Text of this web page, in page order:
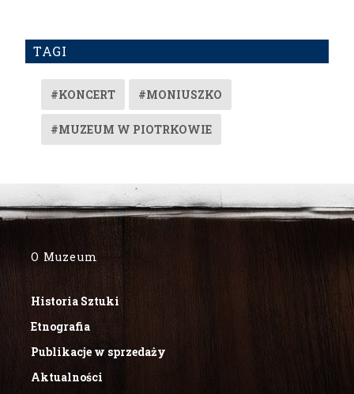
TAGI
#KONCERT #MONIUSZKO
#MUZEUM W PIOTRKOWIE
O Muzeum
Historia Sztuki
Etnografia
Publikacje w sprzedaży
Aktualności